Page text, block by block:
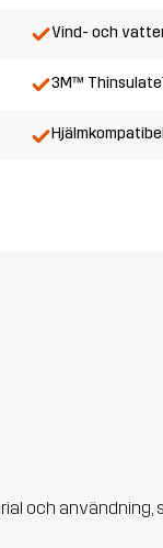
Vind- och
3M™
och användning,